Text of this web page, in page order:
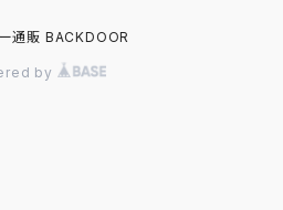
通販 BACKDOOR
by